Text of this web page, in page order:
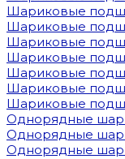
Шариковые
Шариковые
Шариковые
Шариковые
Шариковые
Шариковые
Шариковые
Однорядные
Однорядные
Однорядные